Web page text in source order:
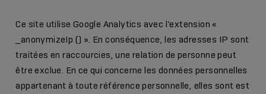
Ce site utilise Google Analytics avec l’extension «
_anonymizeIp () ». En conséquence, les adresses IP sont
traitées en raccourcies, une relation de personne peut
être exclue. En ce qui concerne les données personnelles
appartenant à toute référence personnelle, elles sont est